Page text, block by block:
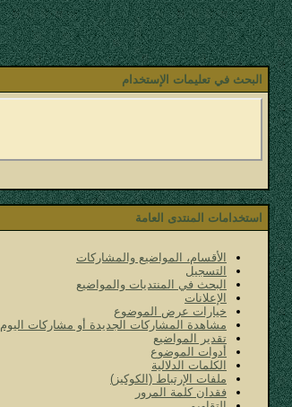
البحث في تعليمات الإستخدام
استخدامات المنتدى العامة
الأقسام، المواضيع والمشاركات
التسجيل
البحث في المنتديات والمواضيع
الإعلانات
خيارات عرض الموضوع
مشاهدة المشاركات الجديدة أو مشاركات اليوم
تقدير المواضيع
أدوات الموضوع
الكلمات الدلالية
ملفات الإرتباط (الكوكيز)
فقدان كلمة المرور